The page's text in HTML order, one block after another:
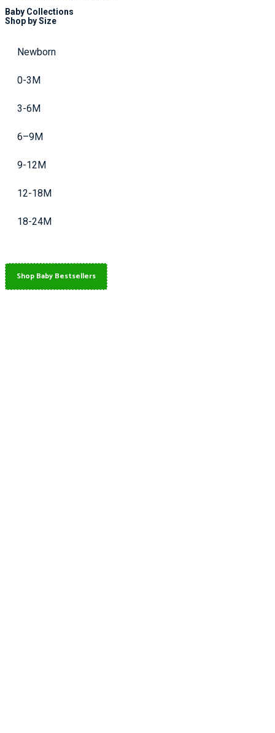
Baby Collections
Shop by Size
Newborn
0-3M
3-6M
6–9M
9-12M
12-18M
18-24M
Shop Baby Bestsellers